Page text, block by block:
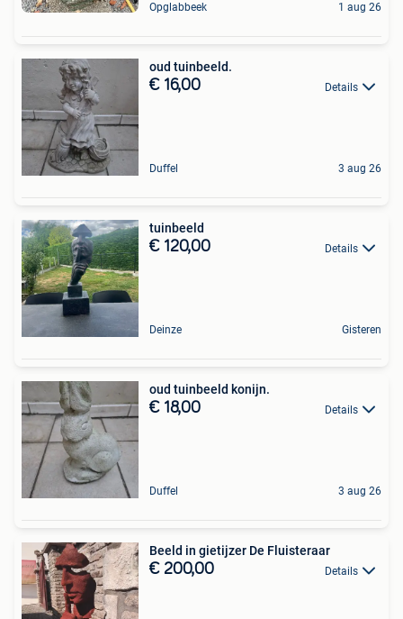
Opglabbeek 1 aug 26
oud tuinbeeld.
€ 16,00 Details
Duffel 3 aug 26
tuinbeeld
€ 120,00 Details
Deinze Gisteren
oud tuinbeeld konijn.
€ 18,00 Details
Duffel 3 aug 26
Beeld in gietijzer De Fluisteraar
€ 200,00 Details